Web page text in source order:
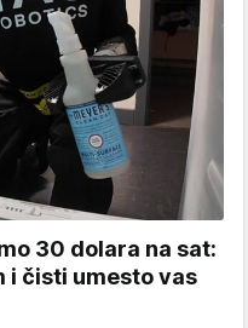
30 dolara na sat:
i čisti umesto vas